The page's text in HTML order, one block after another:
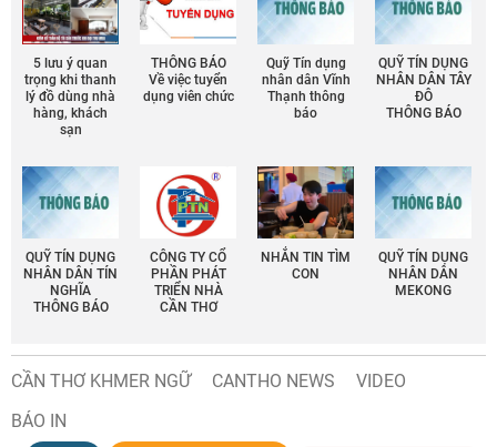
5 lưu ý quan
trọng khi thanh
lý đồ dùng nhà
hàng, khách
sạn
THÔNG BÁO
Về việc tuyển
dụng viên chức
Quỹ Tín dụng
nhân dân Vĩnh
Thạnh thông
báo
QUỸ TÍN DỤNG
NHÂN DÂN TÂY
ĐÔ
THÔNG BÁO
QUỸ TÍN DỤNG
NHÂN DÂN TÍN
NGHĨA
THÔNG BÁO
CÔNG TY CỔ
PHẦN PHÁT
TRIỂN NHÀ
CẦN THƠ
NHẮN TIN TÌM
CON
QUỸ TÍN DỤNG
NHÂN DÂN
MEKONG
CẦN THƠ KHMER NGỮ CANTHO NEWS
VIDEO
BÁO IN